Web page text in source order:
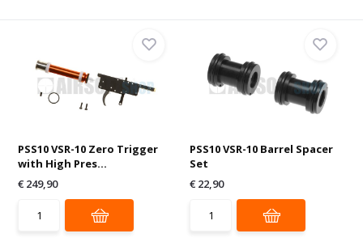
PSS10 VSR-10 Zero Trigger
with High Pres...
€ 249,90
PSS10 VSR-10 Barrel Spacer
Set
€ 22,90